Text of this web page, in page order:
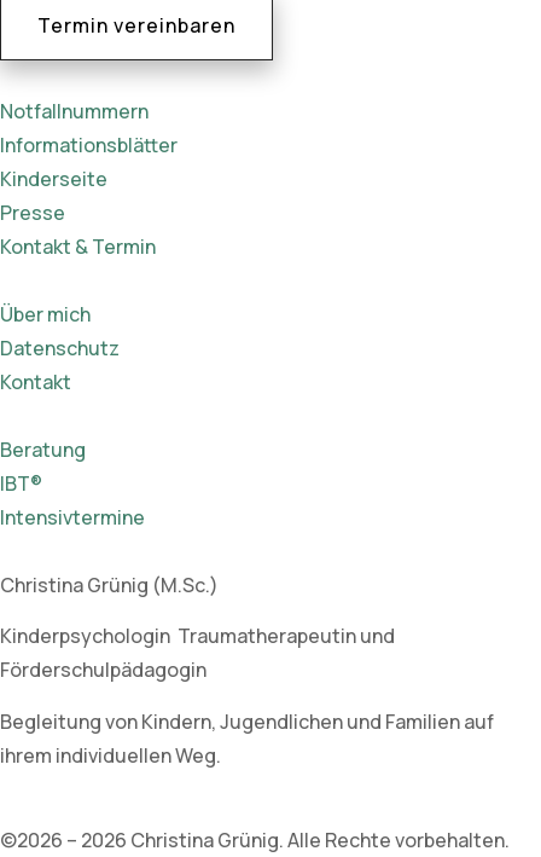
Termin vereinbaren
Notfallnummern
Informationsblätter
Kinderseite
Presse
Kontakt & Termin
Über mich
Datenschutz
Kontakt
Beratung
IBT®
Intensivtermine
Christina Grünig (M.Sc.)
Kinderpsychologin Traumatherapeutin und
Förderschulpädagogin
Begleitung von Kindern, Jugendlichen und Familien auf
ihrem individuellen Weg.
©2026 – 2026 Christina Grünig. Alle Rechte vorbehalten.